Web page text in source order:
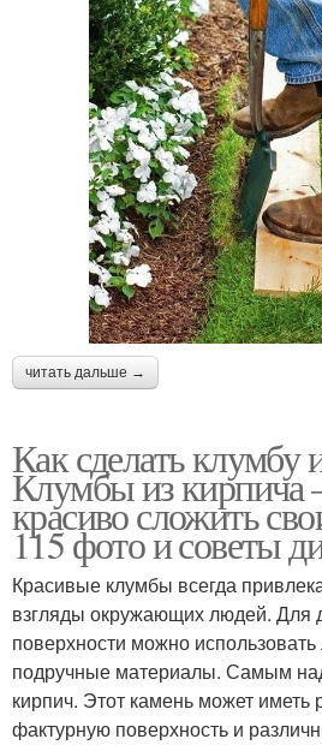
читать дальше →
Как сделать клумбу
Клумбы из
красиво сложить
115 фото и советы
Красивые клумбы всегда
взгляды окружающих людей. Для
поверхности можно
подручные материалы. Самым
кирпич. Этот камень может иметь
фактурную поверхность и